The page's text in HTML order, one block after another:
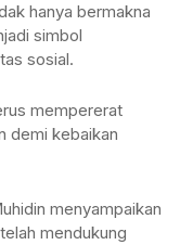
hanya bermakna
simbol
sosial.
mempererat
demi kebaikan
menyampaikan
mendukung